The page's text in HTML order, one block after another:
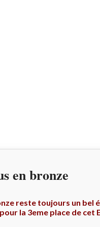
en bronze
reste toujours un bel
la 3eme place de cet